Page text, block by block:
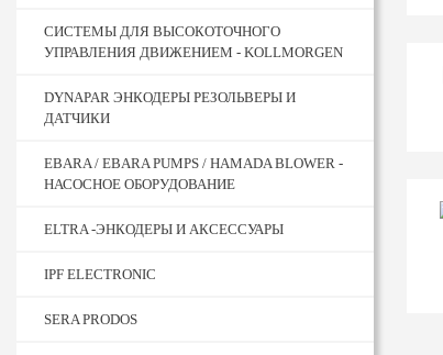
CИСТЕМЫ ДЛЯ ВЫСОКОТОЧНОГО
УПРАВЛЕНИЯ ДВИЖЕНИЕМ - KOLLMORGEN
DYNAPAR ЭНКОДЕРЫ РЕЗОЛЬВЕРЫ И
ДАТЧИКИ
EBARA / EBARA PUMPS / HAMADA BLOWER -
НАСОСНОЕ ОБОРУДОВАНИЕ
ELTRA -ЭНКОДЕРЫ И АКСЕССУАРЫ
IPF ELECTRONIC
SERA PRODOS